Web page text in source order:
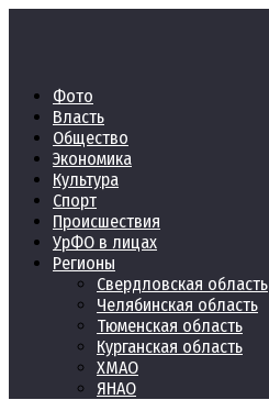
Фото
Власть
Общество
Экономика
Культура
Спорт
Происшествия
УрФО в лицах
Регионы
Свердловская область
Челябинская область
Тюменская область
Курганская область
ХМАО
ЯНАО